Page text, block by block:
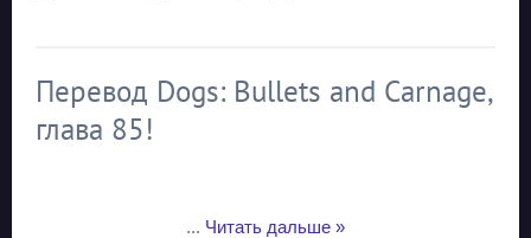
Перевод Dogs: Bullets and Carnage,
глава 85!
... Читать дальше »